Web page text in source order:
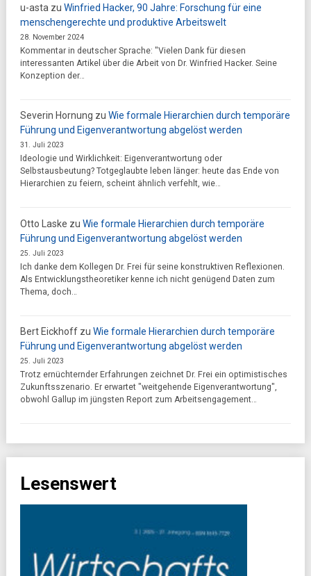
u-asta zu Winfried Hacker, 90 Jahre: Forschung für eine
menschengerechte und produktive Arbeitswelt
28. November 2024
Kommentar in deutscher Sprache: "Vielen Dank für diesen
interessanten Artikel über die Arbeit von Dr. Winfried Hacker. Seine
Konzeption der…
Severin Hornung zu Wie formale Hierarchien durch temporäre
Führung und Eigenverantwortung abgelöst werden
31. Juli 2023
Ideologie und Wirklichkeit: Eigenverantwortung oder
Selbstausbeutung? Totgeglaubte leben länger: heute das Ende von
Hierarchien zu feiern, scheint ähnlich verfehlt, wie…
Otto Laske zu Wie formale Hierarchien durch temporäre
Führung und Eigenverantwortung abgelöst werden
25. Juli 2023
Ich danke dem Kollegen Dr. Frei für seine konstruktiven Reflexionen.
Als Entwicklungstheoretiker kenne ich nicht genügend Daten zum
Thema, doch…
Bert Eickhoffzu Wie formale Hierarchien durch temporäre
Führung und Eigenverantwortung abgelöst werden
25. Juli 2023
Trotz ernüchternder Erfahrungen zeichnet Dr. Frei ein optimistisches
Zukunftsszenario. Er erwartet "weitgehende Eigenverantwortung",
obwohl Gallup im jüngsten Report zum Arbeitsengagement…
Lesenswert